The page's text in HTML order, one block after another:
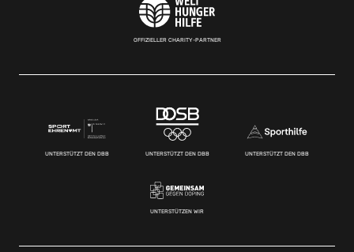
OFFIZIELLER CHARITY-PARTNER
UNTERSTÜTZT DEN DBB UNTERSTÜTZT DEN DBB UNTERSTÜTZT DEN DBB
UNTERSTÜTZEN WIR